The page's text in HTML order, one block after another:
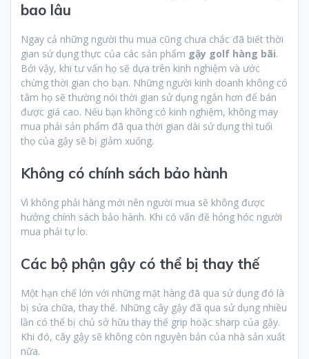
bao lâu
Ngay cả những người thu mua cũng chưa chắc đã biết thời
gian sử dụng thực của các sản phẩm gậy golf hàng bãi.
Bởi vậy, khi tư vấn họ sẽ dựa trên kinh nghiệm và ước
chừng thời gian cho bạn. Những người kinh doanh không có
tâm họ sẽ thường nói thời gian sử dụng ngắn hơn để bán
được giá cao. Nếu bạn không có kinh nghiệm, không may
mua phải sản phẩm đã qua thời gian dài sử dụng thì tuổi
thọ của gậy sẽ bị giảm xuống.
Không có chính sách bảo hành
Vì không phải hàng mới nên người mua sẽ không được
hưởng chính sách bảo hành. Khi có vấn đề hỏng hóc người
mua phải tự lo.
Các bộ phận gậy có thể bị thay thế
Một hạn chế lớn với những mặt hàng đã qua sử dụng đó là
bị sửa chữa, thay thế. Những cây gậy đã qua sử dụng nhiều
lần có thể bị chủ sở hữu thay thế grip hoặc sharp của gậy.
Khi đó, cây gậy sẽ không còn nguyên bản của nhà sản xuất
nữa.